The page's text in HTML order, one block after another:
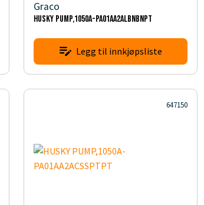
Graco
HUSKY PUMP,1050A-PA01AA2ALBNBNPT
Legg til innkjøpsliste
647150